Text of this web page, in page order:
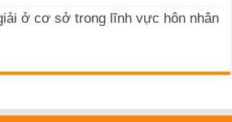
ở cơ sở trong lĩnh vực hôn nhân